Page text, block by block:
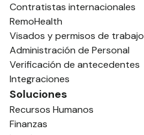
Contratistas internacionales
RemoHealth
Visados y permisos de trabajo
Administración de Personal
Verificación de antecedentes
Integraciones
Soluciones
Recursos Humanos
Finanzas